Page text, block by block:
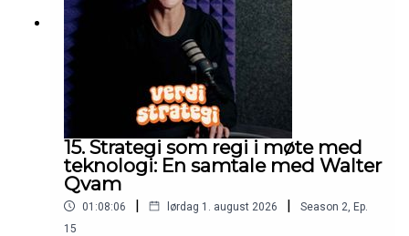
15. Strategi som regi i møte med
teknologi: En samtale med Walter
Qvam
01:08:06 | lørdag 1. august 2026 | Season 2 Ep.
15